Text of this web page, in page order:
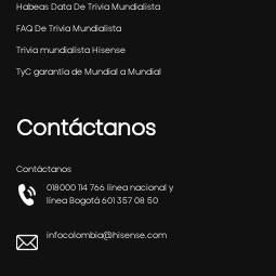
Habeas Data De Trivia Mundialista
FAQ De Trivia Mundialista
Trivia mundialista Hisense
TyC garantía de Mundial a Mundial
Contáctanos
Contáctanos
018000 114 766 línea nacional y
línea Bogotá 601 357 08 50
infocolombia@hisense.com